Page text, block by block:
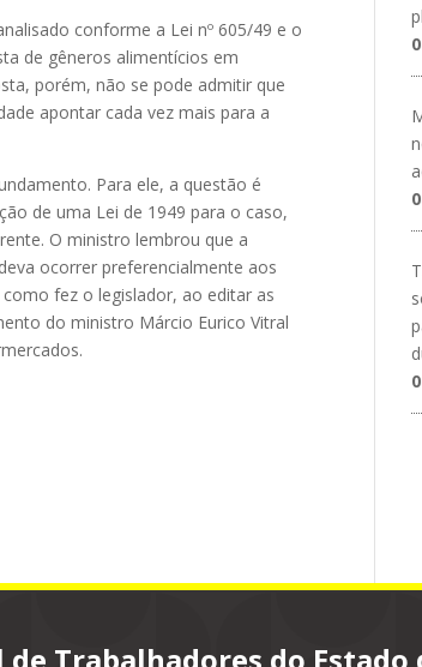
conforme a Lei nº 605/49 e o
de gêneros alimentícios em
porém, não se pode admitir que
apontar cada vez mais para a
Para ele, a questão é
de uma Lei de 1949 para o caso,
O ministro lembrou que a
ocorrer preferencialmente aos
fez o legislador, ao editar as
do ministro Márcio Eurico Vitral
Trabalhadores do Estado